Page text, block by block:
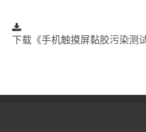
下载《手机触摸屏黏胶污染测